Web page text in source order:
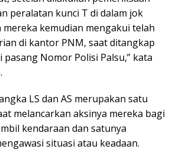
peralatan kunci T di dalam jok
kemudian mengakui telah
di kantor PNM, saat ditangkap
Nomor Polisi Palsu,” kata
LS dan AS merupakan satu
melancarkan aksinya mereka bagi
kendaraan dan satunya
situasi atau keadaan.